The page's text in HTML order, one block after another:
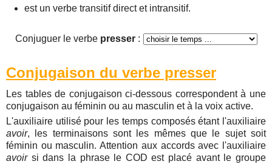
est un verbe transitif direct et intransitif.
Conjuguer le verbe presser:
Conjugaison du verbe presser
Les tables de conjugaison ci-dessous correspondent à une
conjugaison au féminin ou au masculin et à la voix active.
L'auxiliaire utilisé pour les temps composés étant l'auxiliaire
avoir, les terminaisons sont les mêmes que le sujet soit
féminin ou masculin. Attention aux accords avec l'auxiliaire
avoirsi dans la phrase le COD est placé avant le groupe